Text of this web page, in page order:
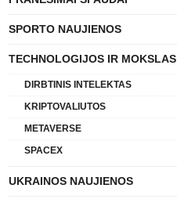
SPORTO NAUJIENOS
TECHNOLOGIJOS IR MOKSLAS
DIRBTINIS INTELEKTAS
KRIPTOVALIUTOS
METAVERSE
SPACEX
UKRAINOS NAUJIENOS